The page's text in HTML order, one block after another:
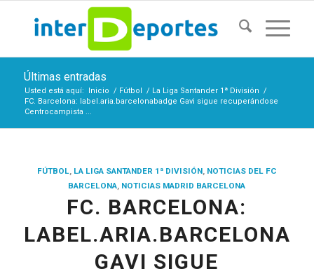
Últimas entradas
Usted está aquí: Inicio / Fútbol / La Liga Santander 1ª División /
FC. Barcelona: label.aria.barcelonabadge Gavi sigue recuperándose
Centrocampista ...
FÚTBOL, LA LIGA SANTANDER 1ª DIVISIÓN, NOTICIAS DEL FC
BARCELONA, NOTICIAS MADRID BARCELONA
FC. BARCELONA:
GAVI SIGUE